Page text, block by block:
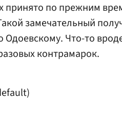
принято по прежним
замечательный
Одоевскому. Что-то
контрамарок.